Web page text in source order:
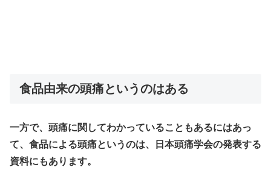
食品由来の頭痛というのはある
一方で、頭痛に関してわかっていることもあるにはあっ
て、食品による頭痛というのは、日本頭痛学会の発表する
資料にもあります。